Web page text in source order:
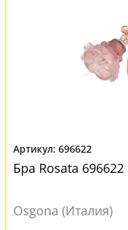
696622
Бра Rosata
Osgona (Италия)